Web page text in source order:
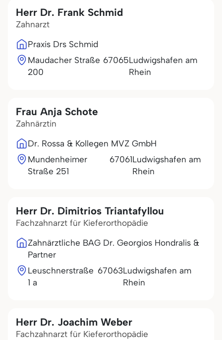
Herr Dr. Frank Schmid
Zahnarzt
Praxis Drs Schmid
Maudacher Straße
200
67065Ludwigshafen am
Rhein
Frau Anja Schote
Zahnärztin
Dr. Rossa & Kollegen MVZ GmbH
Mundenheimer
Straße 251
67061Ludwigshafen am
Rhein
Herr Dr. Dimitrios Triantafyllou
Fachzahnarzt für Kieferorthopädie
Zahnärztliche BAG Dr. Georgios Hondralis &
Partner
Leuschnerstraße
1 a
67063Ludwigshafen am
Rhein
Herr Dr. Joachim Weber
Fachzahnarzt für Kieferorthopädie